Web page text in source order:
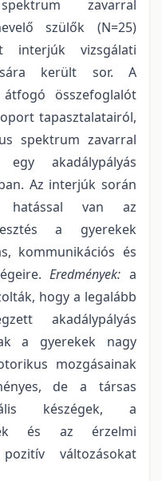
zavarral
szülők (N=25)
interjúk vizsgálati
került sor. A
összefoglalót
tapasztalatairól,
spektrum zavarral
akadálypályás
Az interjúk során
hatással van az
a gyerekek
kommunikációs és
Eredmények: a
hogy a legalább
akadálypályás
a gyerekek nagy
mozgásainak
de a társas
készégek, a
és az érzelmi
változásokat